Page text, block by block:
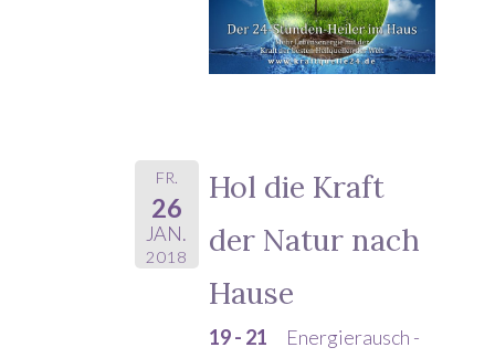
FR.
26
JAN.
2018
Hol die Kraft
der Natur nach
Hause
19 - 21
Energierausch -